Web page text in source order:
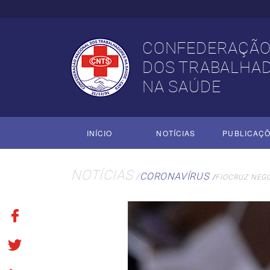
DOS
NA SAÚDE
INÍCIO NOTÍCIAS
NOTÍCIAS CORONAVÍRUS FIOCRUZ